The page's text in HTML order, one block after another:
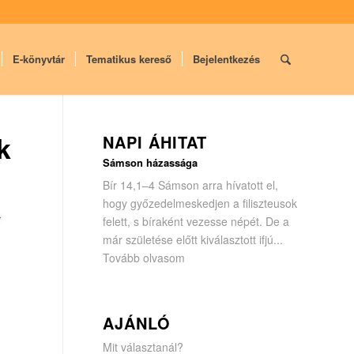
E-könyvtár Tematikus kereső Bejelentkezés
NAPI ÁHITAT
Sámson házassága
Bír 14,1–4 Sámson arra hívatott el,
hogy győzedelmeskedjen a filisz­teusok
felett, s bíraként vezesse népét. De a
már születése előtt kiválasztott ifjú...
Tovább olvasom
AJÁNLÓ
Mit választanál?